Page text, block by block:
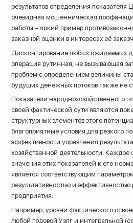
результатов определения показателя
очевидная мошенническая
работы – яркий пример
заказной оценки в интересах её
Дисконтирование любых ожидаемых
операция рутинная, не вызывающая
проблем с определением величины
будущих денежных потоков также не
Показатели народнохозяйственного
своей фактической сути являются
структурных элементов этого
благоприятные условия для резкого
эффективности управления
хозяйственной деятельности.
значения этих показателей к его
является соответствующим
результативностью и эффективностью
предприятия.
Например, уровни фактического
любой годовой Уэпг и интегральной